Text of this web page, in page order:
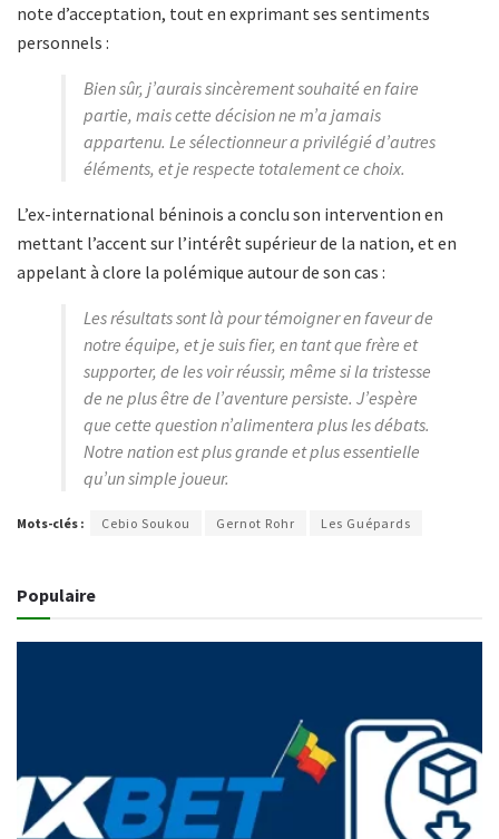
note d’acceptation, tout en exprimant ses sentiments
personnels :
Bien sûr, j’aurais sincèrement souhaité en faire
partie, mais cette décision ne m’a jamais
appartenu. Le sélectionneur a privilégié d’autres
éléments, et je respecte totalement ce choix.
L’ex-international béninois a conclu son intervention en
mettant l’accent sur l’intérêt supérieur de la nation, et en
appelant à clore la polémique autour de son cas :
Les résultats sont là pour témoigner en faveur de
notre équipe, et je suis fier, en tant que frère et
supporter, de les voir réussir, même si la tristesse
de ne plus être de l’aventure persiste. J’espère
que cette question n’alimentera plus les débats.
Notre nation est plus grande et plus essentielle
qu’un simple joueur.
Mots-clés : Cebio Soukou Gernot Rohr Les Guépards
Populaire